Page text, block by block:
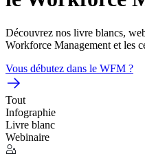
Découvrez nos livre blancs,
Workforce Management et les
Vous débutez dans le WFM ?
Tout
Infographie
Livre blanc
Webinaire